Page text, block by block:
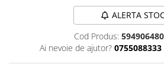
Alte produse Hobby
Merch Lex Hobby Store
ALERTA
Cod Produs:
Ai nevoie de ajutor? 0755088333